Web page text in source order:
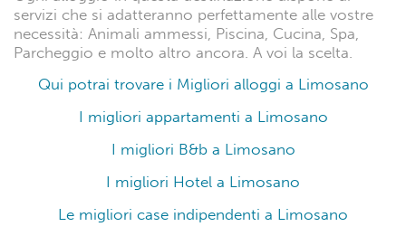
servizi che si adatteranno perfettamente alle vostre
necessità: Animali ammessi, Piscina, Cucina, Spa,
Parcheggio e molto altro ancora. A voi la scelta.
Qui potrai trovare i Migliori alloggi a Limosano
I migliori appartamenti a Limosano
I migliori B&b a Limosano
I migliori Hotel a Limosano
Le migliori case indipendenti a Limosano